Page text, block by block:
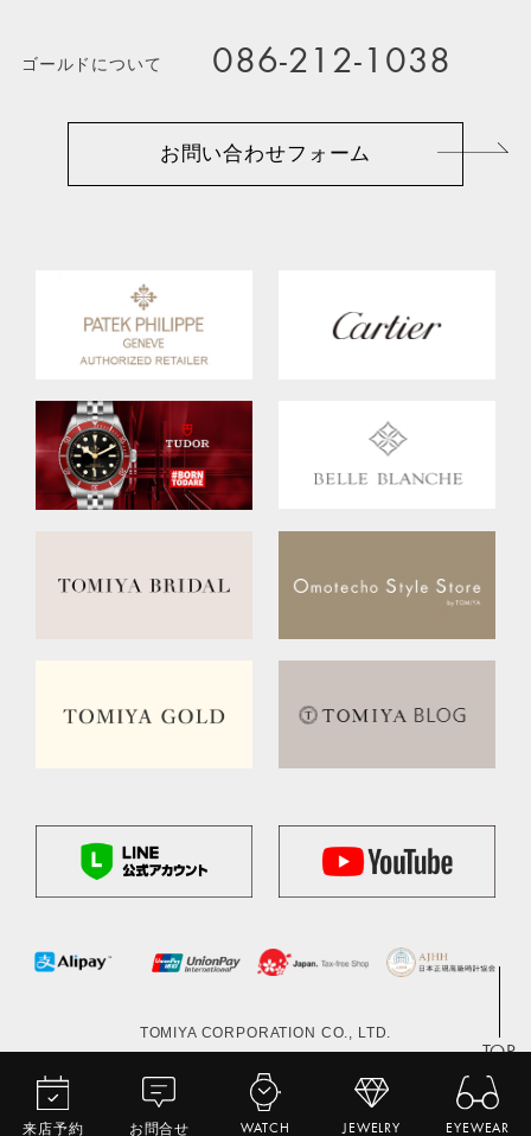
来店予約 お問合せ WATCH JEWELRY EYEWEAR
TOP
ゴールドについて 086-212-1038
お問い合わせフォーム
TOMIYA CORPORATION CO., LTD.